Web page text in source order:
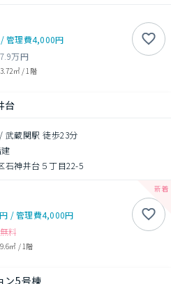
/管理費4,000円
7.9万円
㎡/ 1階
台
武蔵関駅 徒歩23分
石神井台５丁目22-5
/管理費4,000円
無料
㎡ / 1階
ン5号棟